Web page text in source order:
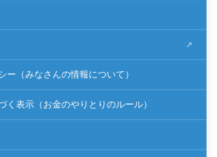
ー（みなさんの情報について）
く表示（お金のやりとりのルール）